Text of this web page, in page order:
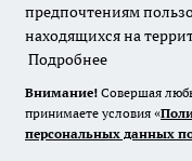
предпочтениям
находящихся на
Подробнее
Внимание! Совершая
принимаете условия «
персональных данных